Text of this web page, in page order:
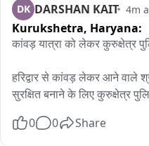
पर्यावरणीय नियमांचे पालन केले
मागविण्यात आले आहे अशी माहिती
DK DARSHAN KAIT 4m
Kurukshetra, Haryana:
कांवड़ यात्रा को लेकर कुरुक्षेत्र
हरिद्वार से कांवड़ लेकर आने वाले
सुरक्षित बनाने के लिए कुरुक्षेत्र
तैनाती की गई है, ताकि कांवड़ियों
0 0 Share